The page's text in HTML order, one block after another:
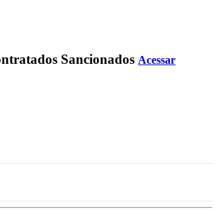
Sancionados Acessar